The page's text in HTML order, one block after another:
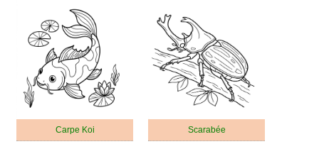
Carpe Koi Scarabée